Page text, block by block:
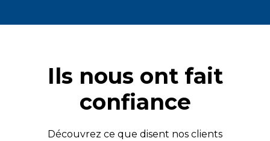
Ils nous ont fait
confiance
Découvrez ce que disent nos clients